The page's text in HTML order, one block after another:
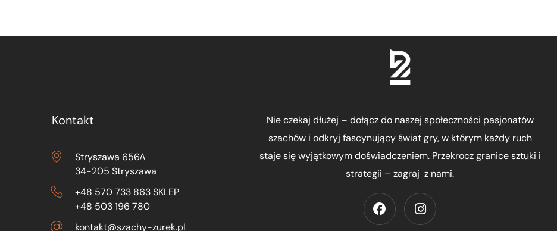
Kontakt
Stryszawa 656A
34-205 Stryszawa
+48 570 733 863 SKLEP
+48 503 196 780
kontakt@szachy-zurek.pl
Nie czekaj dłużej – dołącz do naszej społeczności pasjonatów
szachów i odkryj fascynujący świat gry, w którym każdy ruch
staje się wyjątkowym doświadczeniem. Przekrocz granice sztuki i
strategii – zagraj z nami.